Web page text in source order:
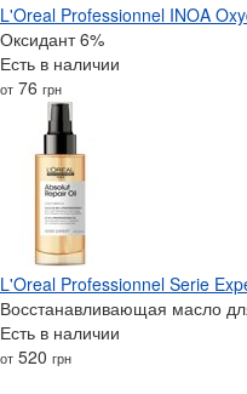
L'Oreal Professionnel INOA
Оксидант 6%
Есть в наличии
от 76 грн
L'Oreal Professionnel Serie
Восстанавливающая масло
Есть в наличии
от 520 грн